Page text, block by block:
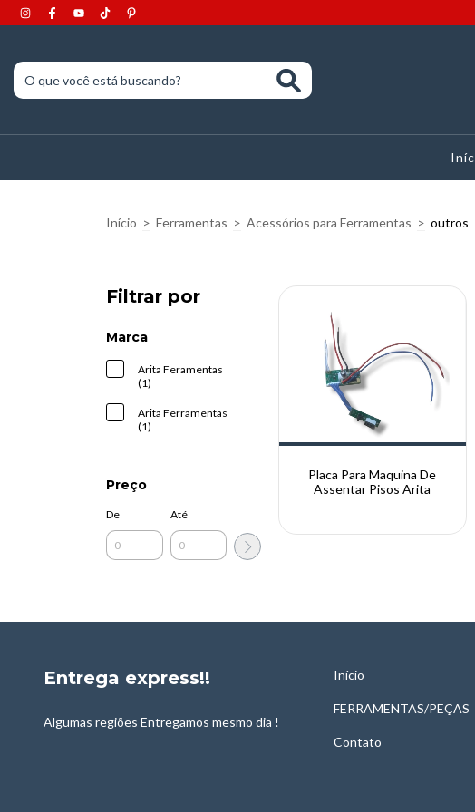
Início > Ferramentas > Acessórios para Ferramentas > outros
Filtrar por
Marca
Arita Feramentas
(1)
Arita Ferramentas
(1)
Preço
De Até
Placa Para Maquina De
Assentar Pisos Arita
Entrega express!!
Algumas regiões Entregamos mesmo dia !
Início
FERRAMENTAS/PEÇAS
Contato